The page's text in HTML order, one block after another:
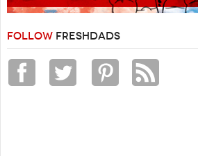
FOLLOW FRESHDADS